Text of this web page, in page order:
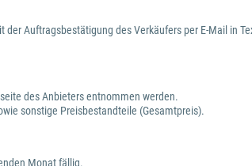
Auftragsbestätigung des Verkäufers per E-Mail in
des Anbieters entnommen werden.
sonstige Preisbestandteile (Gesamtpreis).
Monat fällig.